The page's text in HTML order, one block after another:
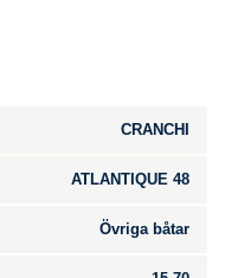
CRANCHI
ATLANTIQUE 48
Övriga båtar